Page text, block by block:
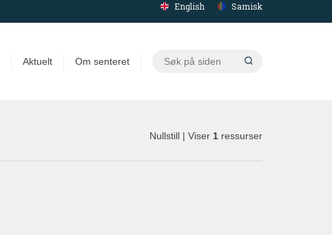
English Samisk
Aktuelt Om senteret
Søk
Nullstill | Viser 1 ressurser